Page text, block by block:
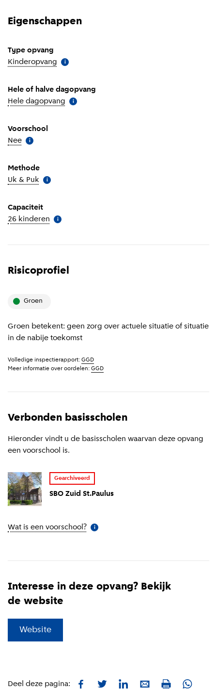
Eigenschappen
Type opvang
Kinderopvang Meer informatie
i
Hele of halve dagopvang
Hele dagopvang Meer informatie
i
Voorschool
Nee Meer informatie
i
Methode
Uk & Puk Meer informatie
i
Capaciteit
26 kinderen Meer informatie
i
Risicoprofiel
groen
Groen betekent: geen zorg over actuele situatie of situatie
in de nabije toekomst
Volledige inspectierapport: GGD
Meer informatie over oordelen: GGD
Verbonden basisscholen
Hieronder vindt u de basisscholen waarvan deze opvang
een voorschool is.
SBO Zuid St.Paulus
Gearchiveerd
Wat is een voorschool? Meer informatie
i
Interesse in deze opvang? Bekijk
de website
Website
Deel deze pagina: FacebookTwitterLinkedInE-mailPrint